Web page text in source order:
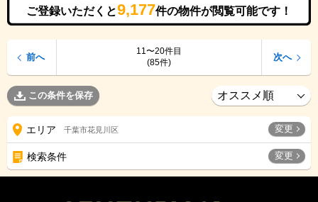
ご登録いただくと9,177件の物件が閲覧可能です！
11〜20件目
(85件)
前へ 次へ
この条件を保存
エリア 千葉市花見川区 変更
検索条件 変更